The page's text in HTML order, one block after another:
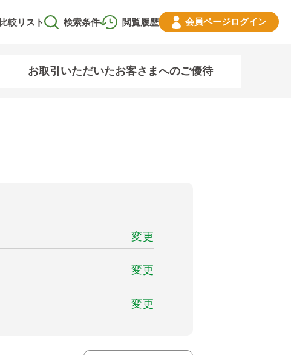
閲覧履歴
比較リスト 検索条件 会員ページログイン
お取引いただいたお客さまへのご優待
変更
変更
変更